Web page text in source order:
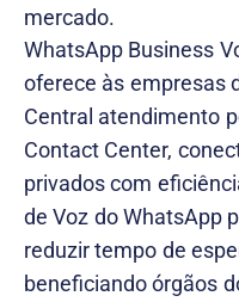
mercado.
WhatsApp Business
oferece às empresas
Central atendimento
Contact Center,
privados com
de Voz do WhatsApp
reduzir tempo de
beneficiando órgãos